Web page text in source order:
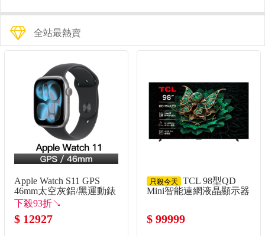
全站最熱賣
Apple Watch S11 GPS
46mm太空灰鋁/黑運動錶
帶-M/L
下殺93折↘
$ 12927
只殺今天
TCL 98型QD
Mini智能連網液晶顯示器
$ 99999